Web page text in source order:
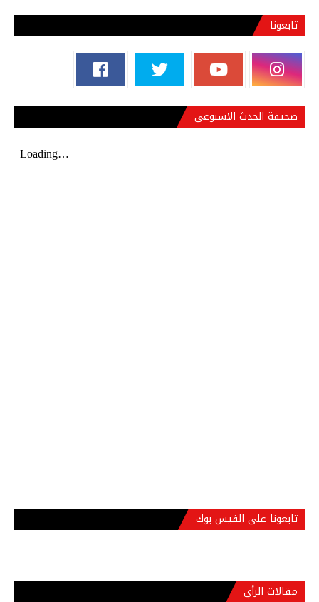
تابعونا
صحيفة الحدث الاسبوعي
تابعونا على الفيس بوك
مقالات الرأي